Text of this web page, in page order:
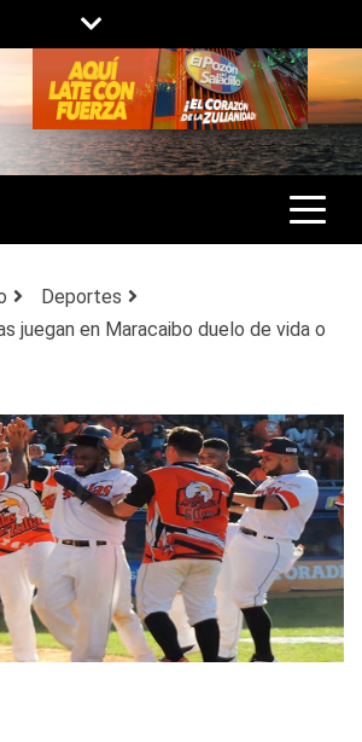
DEL ZULIA, VENEZUELA Y
INTERÉS GENERAL.
Deportes
juegan en Maracaibo duelo de vida o